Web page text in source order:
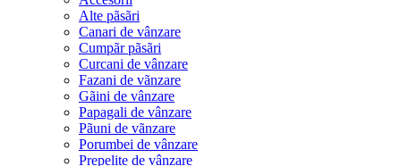
Alte pãsãri
Canari de vânzare
Cumpãr pãsãri
Curcani de vânzare
Fazani de vãnzare
Gãini de vânzare
Papagali de vânzare
Pãuni de vãnzare
Porumbei de vânzare
Prepelițe de vânzare